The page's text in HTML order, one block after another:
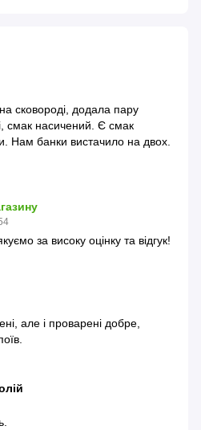
сковороді, додала пару
смак насичений. Є смак
Нам банки вистачило на двох.
за високу оцінку та відгук!
але і проварені добре,